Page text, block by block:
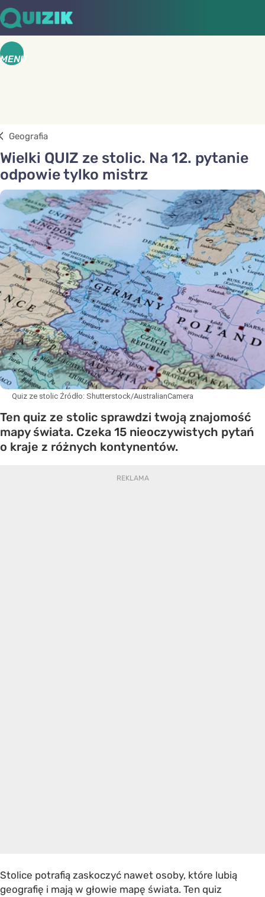
MENU
Geografia
Wielki QUIZ ze stolic. Na 12. pytanie
odpowie tylko mistrz
Quiz ze stolic Źródło: Shutterstock/AustralianCamera
Ten quiz ze stolic sprawdzi twoją znajomość
mapy świata. Czeka 15 nieoczywistych pytań
o kraje z różnych kontynentów.
Stolice potrafią zaskoczyć nawet osoby, które lubią
geografię i mają w głowie mapę świata. Ten quiz